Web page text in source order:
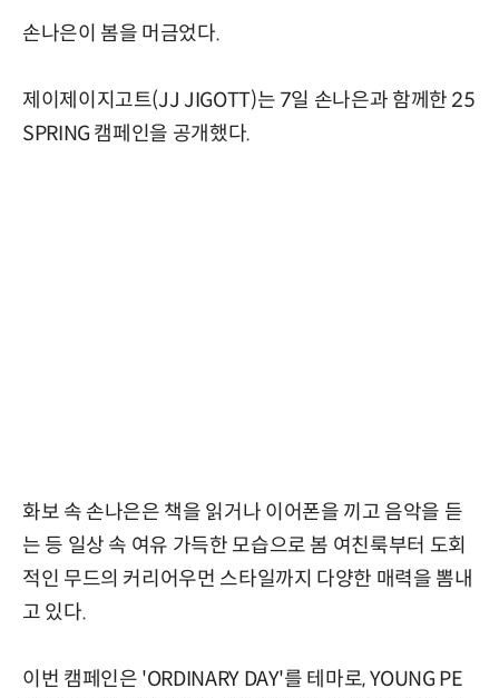
손나은이 봄을 머금었다.
제이제이지고트(JJ JIGOTT)는 7일 손나은과 함께한 25
SPRING 캠페인을 공개했다.
화보 속 손나은은 책을 읽거나 이어폰을 끼고 음악을 듣
는 등 일상 속 여유 가득한 모습으로 봄 여친룩부터 도회
적인 무드의 커리어우먼 스타일까지 다양한 매력을 뽐내
고 있다.
이번 캠페인은 'ORDINARY DAY'를 테마로, YOUNG PE